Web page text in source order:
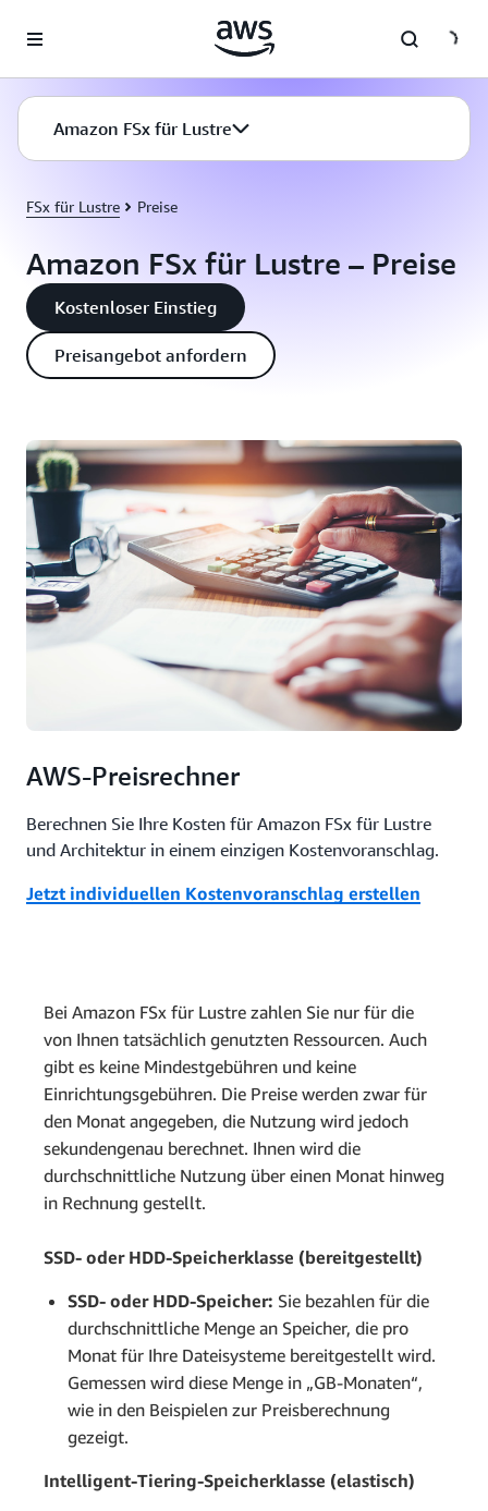
Überspringen zum Hauptinhalt
Amazon FSx für Lustre
FSx für Lustre Preise
Amazon FSx für Lustre – Preise
Kostenloser Einstieg
Preisangebot anfordern
AWS-Preisrechner
Berechnen Sie Ihre Kosten für Amazon FSx für Lustre
und Architektur in einem einzigen Kostenvoranschlag.
Jetzt individuellen Kostenvoranschlag erstellen
Bei Amazon FSx für Lustre zahlen Sie nur für die
von Ihnen tatsächlich genutzten Ressourcen. Auch
gibt es keine Mindestgebühren und keine
Einrichtungsgebühren. Die Preise werden zwar für
den Monat angegeben, die Nutzung wird jedoch
sekundengenau berechnet. Ihnen wird die
durchschnittliche Nutzung über einen Monat hinweg
in Rechnung gestellt.
SSD- oder HDD-Speicherklasse (bereitgestellt)
SSD- oder HDD-Speicher: Sie bezahlen für die
durchschnittliche Menge an Speicher, die pro
Monat für Ihre Dateisysteme bereitgestellt wird.
Gemessen wird diese Menge in „GB-Monaten“,
wie in den Beispielen zur Preisberechnung
gezeigt.
Intelligent-Tiering-Speicherklasse (elastisch)